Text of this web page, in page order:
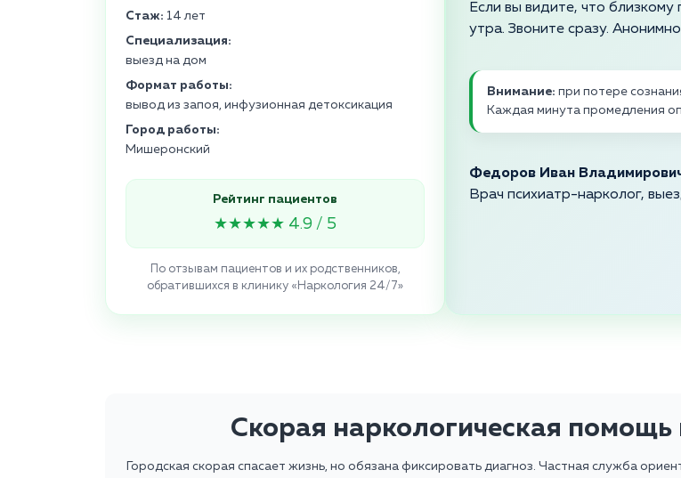
Стаж: 14 лет
Специализация:
выезд на дом
Формат работы:
вывод из запоя, инфузионная детоксикация
Город работы:
Мишеронский
Рейтинг пациентов
★★★★★ 4.9 / 5
По отзывам пациентов и их родственников,
обратившихся в клинику «Наркология 24/7»
Если вы видите, что
утра. Звоните сразу.
Внимание: при потере
Каждая минута промедления
Федоров Иван
Врач психиатр-нарколог,
Скорая наркологическая помощь
Городская скорая спасает жизнь, но обязана фиксировать диагноз. Частная служба